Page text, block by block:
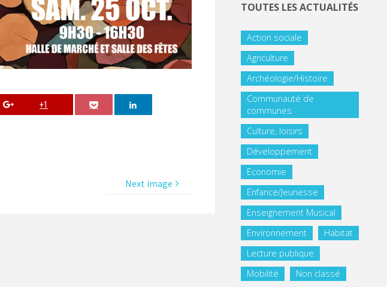
+1
Next image
TOUTES LES ACTUALITÉS
Action sociale
Agriculture
Archéologie/Histoire
Communauté de
communes
Culture, loisirs
Développement
Economie
Enfance/Jeunesse
Enseignement Musical
Environnement
Habitat
Lecture publique
Mobilité
Non classé